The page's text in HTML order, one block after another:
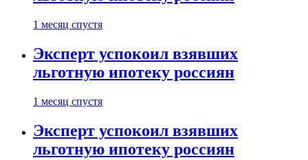
1 месяц спустя
Эксперт успокоил взявших
льготную ипотеку россиян
1 месяц спустя
Эксперт успокоил взявших
льготную ипотеку россиян